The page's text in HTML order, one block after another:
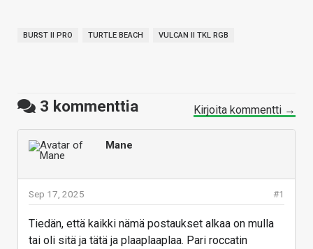
BURST II PRO TURTLE BEACH VULCAN II TKL RGB
3 kommenttia Kirjoita kommentti →
Mane
#1
Sep 17, 2025
Tiedän, että kaikki nämä postaukset alkaa on mulla
tai oli sitä ja tätä ja plaaplaaplaa. Pari roccatin